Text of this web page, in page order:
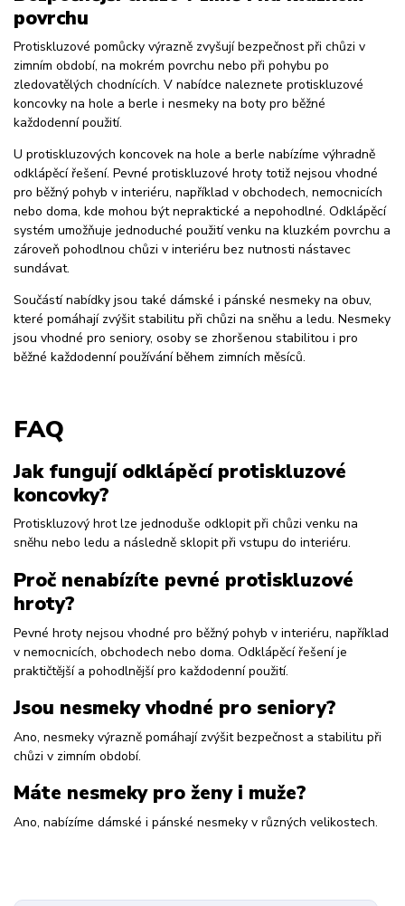
povrchu
Protiskluzové pomůcky výrazně zvyšují bezpečnost při chůzi v
zimním období, na mokrém povrchu nebo při pohybu po
zledovatělých chodnících. V nabídce naleznete protiskluzové
koncovky na hole a berle i nesmeky na boty pro běžné
každodenní použití.
U protiskluzových koncovek na hole a berle nabízíme výhradně
odklápěcí řešení. Pevné protiskluzové hroty totiž nejsou vhodné
pro běžný pohyb v interiéru, například v obchodech, nemocnicích
nebo doma, kde mohou být nepraktické a nepohodlné. Odklápěcí
systém umožňuje jednoduché použití venku na kluzkém povrchu a
zároveň pohodlnou chůzi v interiéru bez nutnosti nástavec
sundávat.
Součástí nabídky jsou také dámské i pánské nesmeky na obuv,
které pomáhají zvýšit stabilitu při chůzi na sněhu a ledu. Nesmeky
jsou vhodné pro seniory, osoby se zhoršenou stabilitou i pro
běžné každodenní používání během zimních měsíců.
FAQ
Jak fungují odklápěcí protiskluzové
koncovky?
Protiskluzový hrot lze jednoduše odklopit při chůzi venku na
sněhu nebo ledu a následně sklopit při vstupu do interiéru.
Proč nenabízíte pevné protiskluzové
hroty?
Pevné hroty nejsou vhodné pro běžný pohyb v interiéru, například
v nemocnicích, obchodech nebo doma. Odklápěcí řešení je
praktičtější a pohodlnější pro každodenní použití.
Jsou nesmeky vhodné pro seniory?
Ano, nesmeky výrazně pomáhají zvýšit bezpečnost a stabilitu při
chůzi v zimním období.
Máte nesmeky pro ženy i muže?
Ano, nabízíme dámské i pánské nesmeky v různých velikostech.